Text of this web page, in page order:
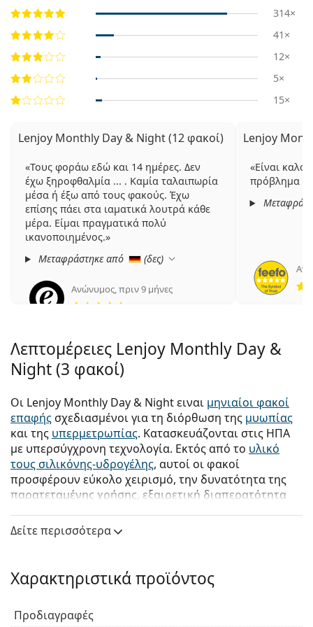
314×
41×
12×
5×
15×
Lenjoy Monthly Day & Night (12 φακοί)
Τους φοράω εδώ και 14 ημέρες. Δεν
έχω ξηροφθαλμία ... . Καμία ταλαιπωρία
μέσα ή έξω από τους φακούς. Έχω
επίσης πάει στα ιαματικά λουτρά κάθε
μέρα. Είμαι πραγματικά πολύ
ικανοποιημένος.
Μεταφράστηκε από
(δες)
Ανώνυμος,πριν 9 μήνες
5 αξιολογήσεις από 5
Lenjoy
Είναι
πρόβλημα
Λεπτομέρειες Lenjoy Monthly Day &
Night (3 φακοί)
Οι Lenjoy Monthly Day & Night ειναι μηνιαίοι φακοί
επαφήςσχεδιασμένοι για τη διόρθωση της μυωπίας
και της υπερμετρωπίας. Κατασκευάζονται στις ΗΠΑ
με υπερσύγχρονη τεχνολογία. Εκτός από το υλικό
τους σιλικόνης-υδρογέλης, αυτοί οι φακοί
προσφέρουν εύκολο χειρισμό, την δυνατότητα της
παρατεταμένης χρήσης, εξαιρετική διαπερατότητα
βέλτιστη αναλογία ποιότητας και τιμής καθιστά τους
φακούς Lenjoy Monthly Day & Night την τέλεια
Ποια είναι τα βασικά πλεονεκτήματα των μηνιαίων
Οι φακοί επαφής
Δείτε περισσότερα
Χαρακτηριστικά προϊόντος
Προδιαγραφές